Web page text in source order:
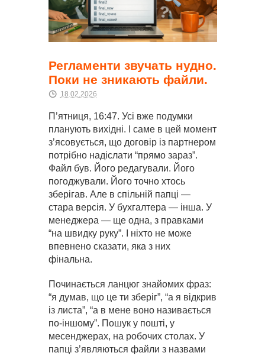
Регламенти звучать нудно.
Поки не зникають файли.
18.02.2026
П’ятниця, 16:47. Усі вже подумки
планують вихідні. І саме в цей момент
з’ясовується, що договір із партнером
потрібно надіслати “прямо зараз”.
Файл був. Його редагували. Його
погоджували. Його точно хтось
зберігав. Але в спільній папці —
стара версія. У бухгалтера — інша. У
менеджера — ще одна, з правками
“на швидку руку”. І ніхто не може
впевнено сказати, яка з них
фінальна.
Починається ланцюг знайомих фраз:
“я думав, що це ти зберіг”, “а я відкрив
із листа”, “а в мене воно називається
по-іншому”. Пошук у пошті, у
месенджерах, на робочих столах. У
папці з’являються файли з назвами